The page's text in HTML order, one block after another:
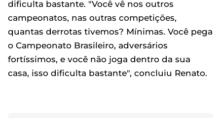
dificulta bastante. "Você vê nos outros
campeonatos, nas outras competições,
quantas derrotas tivemos? Mínimas. Você pega
o Campeonato Brasileiro, adversários
fortíssimos, e você não joga dentro da sua
casa, isso dificulta bastante", concluiu Renato.